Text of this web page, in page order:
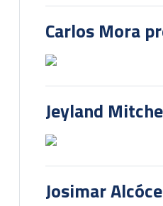
Carlos Mora
Jeyland
Josimar